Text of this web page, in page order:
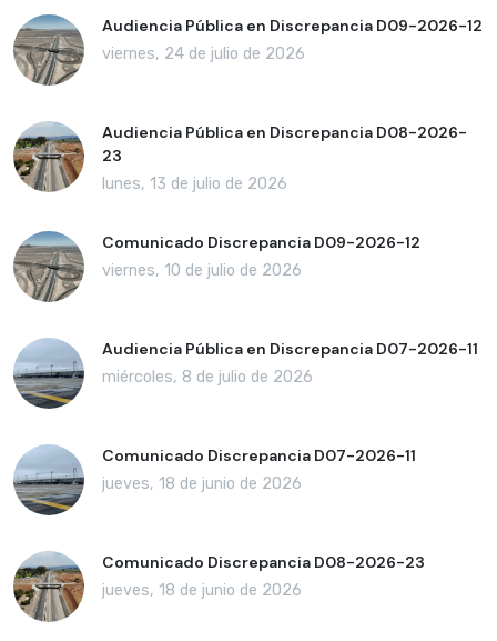
Audiencia Pública en Discrepancia D09-2026-12
viernes, 24 de julio de 2026
Audiencia Pública en Discrepancia D08-2026-
23
lunes, 13 de julio de 2026
Comunicado Discrepancia D09-2026-12
viernes, 10 de julio de 2026
Audiencia Pública en Discrepancia D07-2026-11
miércoles, 8 de julio de 2026
Comunicado Discrepancia D07-2026-11
jueves, 18 de junio de 2026
Comunicado Discrepancia D08-2026-23
jueves, 18 de junio de 2026